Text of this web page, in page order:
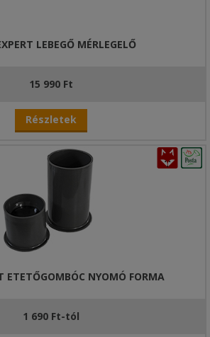
LEBEGŐ MÉRLEGELŐ
15 990 Ft
Részletek
ETETŐGOMBÓC NYOMÓ FORMA
1 690 Ft-tól